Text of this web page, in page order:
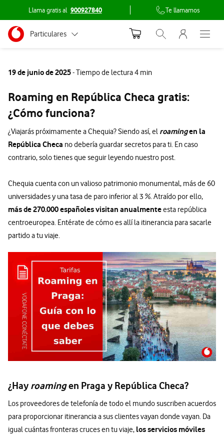
Llama gratis al 900927840 Te llamamos
Ir a la pagina principal de vodafone.es
Menu navegación Segmento
Particulares
Grandes empresas
y AA.PP.
Abrir buscador.
Menu
Abre
19 de junio de 2025- Tiempo de lectura 4 min
Roaming en República Checa gratis:
¿Cómo funciona?
¿Viajarás próximamente a Chequia? Siendo así, el roamingen la
República Checa no debería guardar secretos para ti. En caso
contrario, solo tienes que seguir leyendo nuestro post.
Chequia cuenta con un valioso patrimonio monumental, más de 60
universidades y una tasa de paro inferior al 3 %. Atraído por ello,
más de 270.000 españoles visitan anualmenteesta república
centroeuropea. Entérate de cómo es allí la itinerancia para sacarle
partido a tu viaje.
¿Hay roamingen Praga y República Checa?
Los proveedores de telefonía de todo el mundo suscriben acuerdos
para proporcionar itinerancia a sus clientes vayan donde vayan. Da
igual cuántas fronteras cruces en tu viaje, los servicios móviles